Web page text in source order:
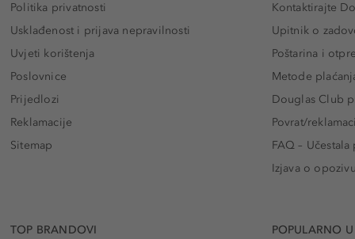
Politika privatnosti
Usklađenost i prijava nepravilnosti
Uvjeti korištenja
Poslovnice
Prijedlozi
Reklamacije
Sitemap
Kontaktirajte
Upitnik o
Poštarina i
Metode
Douglas Club
Povrat/
FAQ – Učestala
Izjava o opozivu
TOP BRANDOVI POPULARNO